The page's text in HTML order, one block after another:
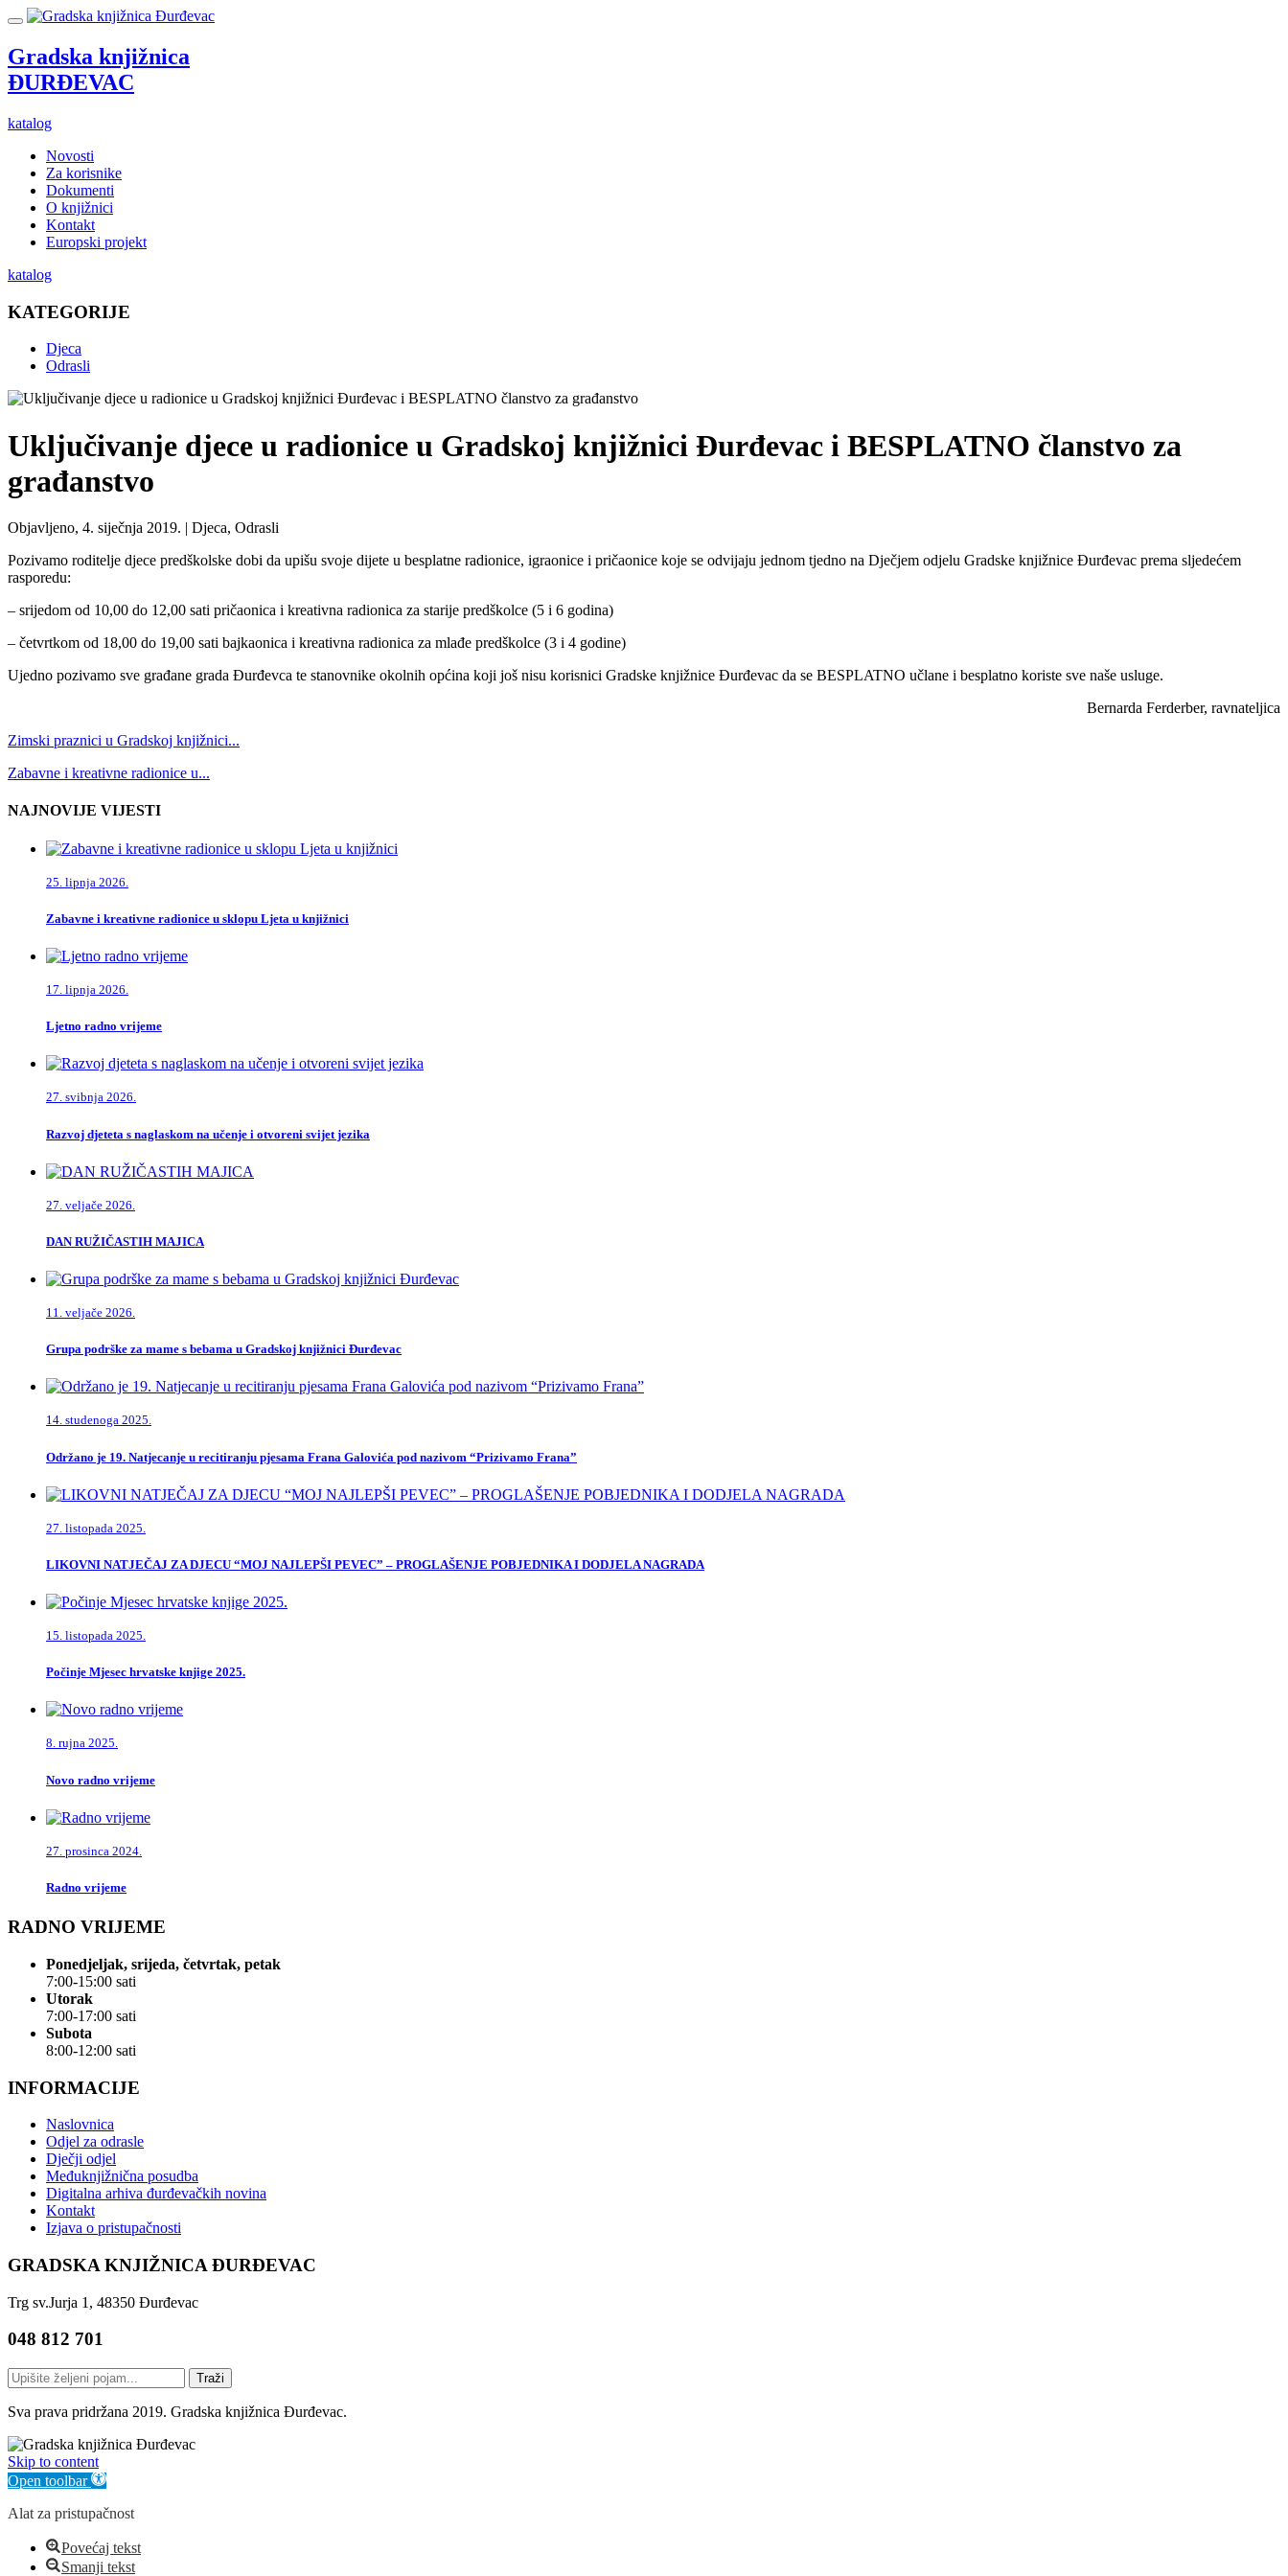
Gradska knjižnica
ĐURĐEVAC
katalog
Novosti
Za korisnike
Dokumenti
O knjižnici
Kontakt
Europski projekt
katalog
KATEGORIJE
Djeca
Odrasli
Uključivanje djece u radionice u Gradskoj knjižnici Đurđevac i BESPLATNO članstvo za
građanstvo
Objavljeno, 4. siječnja 2019. | Djeca, Odrasli
Pozivamo roditelje djece predškolske dobi da upišu svoje dijete u besplatne radionice, igraonice i pričaonice koje se odvijaju jednom tjedno na Dječjem odjelu Gradske knjižnice Đurđevac prema sljedećem
rasporedu:
– srijedom od 10,00 do 12,00 sati pričaonica i kreativna radionica za starije predškolce (5 i 6 godina)
– četvrtkom od 18,00 do 19,00 sati bajkaonica i kreativna radionica za mlađe predškolce (3 i 4 godine)
Ujedno pozivamo sve građane grada Đurđevca te stanovnike okolnih općina koji još nisu korisnici Gradske knjižnice Đurđevac da se BESPLATNO učlane i besplatno koriste sve naše usluge.
Bernarda Ferderber, ravnateljica
Zimski praznici u Gradskoj knjižnici...
Zabavne i kreativne radionice u...
NAJNOVIJE VIJESTI
25. lipnja 2026.
Zabavne i kreativne radionice u sklopu Ljeta u knjižnici
17. lipnja 2026.
Ljetno radno vrijeme
27. svibnja 2026.
Razvoj djeteta s naglaskom na učenje i otvoreni svijet jezika
27. veljače 2026.
DAN RUŽIČASTIH MAJICA
11. veljače 2026.
Grupa podrške za mame s bebama u Gradskoj knjižnici Đurđevac
14. studenoga 2025.
Održano je 19. Natjecanje u recitiranju pjesama Frana Galovića pod nazivom “Prizivamo Frana”
27. listopada 2025.
LIKOVNI NATJEČAJ ZA DJECU “MOJ NAJLEPŠI PEVEC” – PROGLAŠENJE POBJEDNIKA I DODJELA NAGRADA
15. listopada 2025.
Počinje Mjesec hrvatske knjige 2025.
8. rujna 2025.
Novo radno vrijeme
27. prosinca 2024.
Radno vrijeme
RADNO VRIJEME
Ponedjeljak, srijeda, četvrtak, petak
7:00-15:00 sati
Utorak
7:00-17:00 sati
Subota
8:00-12:00 sati
INFORMACIJE
Naslovnica
Odjel za odrasle
Dječji odjel
Međuknjižnična posudba
Digitalna arhiva đurđevačkih novina
Kontakt
Izjava o pristupačnosti
GRADSKA KNJIŽNICA ĐURĐEVAC
Trg sv.Jurja 1, 48350 Đurđevac
048 812 701
Traži
Sva prava pridržana 2019. Gradska knjižnica Đurđevac.
Skip to content
Open toolbar
Alat za pristupačnost
Povećaj tekst
Smanji tekst